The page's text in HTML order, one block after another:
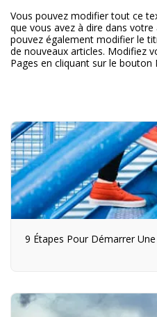
Vous pouvez modifier tout ce
que vous avez à dire dans
pouvez également modifier le
de nouveaux articles. Modifiez
Pages en cliquant sur le bouton
9 Étapes Pour Démarrer